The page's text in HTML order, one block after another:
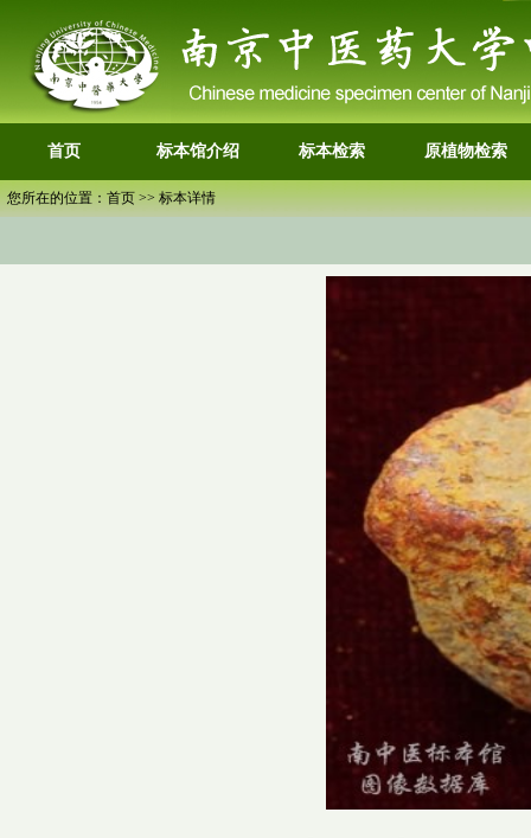
首页 标本馆介绍 标本检索 原植物检索
您所在的位置：首页 >> 标本详情